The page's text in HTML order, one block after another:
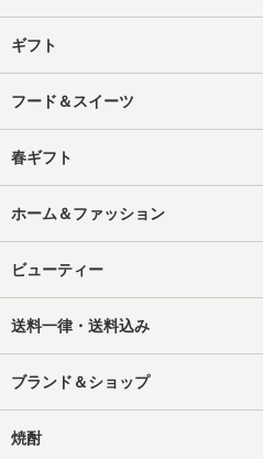
ギフト
フード＆スイーツ
春ギフト
ホーム＆ファッション
ビューティー
送料一律・送料込み
ブランド＆ショップ
焼酎